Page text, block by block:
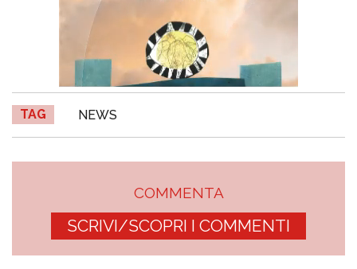
TAG NEWS
COMMENTA
SCRIVI/SCOPRI I COMMENTI